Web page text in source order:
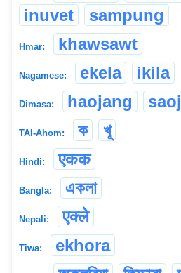
inuvet
sampung
Hmar: khawsawt
Nagamese: ekela ikila
Dimasa: haojang
TAI-Ahom: ক খূ
Hindi: एकक
Bangla: একলা
Nepali: एक्ले
Tiwa: ekhora